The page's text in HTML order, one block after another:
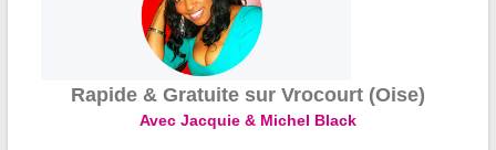
Rapide & Gratuite sur Vrocourt (Oise)
Avec Jacquie & Michel Black